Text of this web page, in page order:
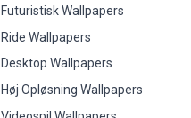
Futuristisk Wallpapers
Ride Wallpapers
Desktop Wallpapers
Høj Opløsning Wallpapers